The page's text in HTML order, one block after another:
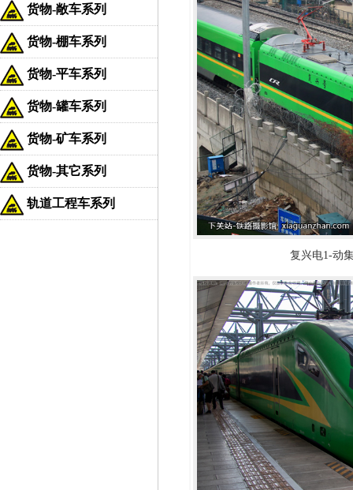
货物-敞车系列
货物-棚车系列
货物-平车系列
货物-罐车系列
货物-矿车系列
货物-其它系列
轨道工程车系列
复兴电1-动